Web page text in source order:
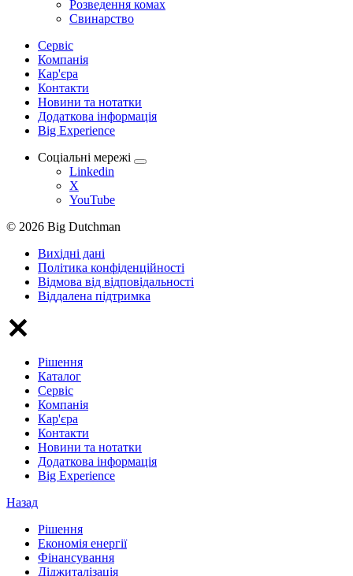
Розведення комах
Свинарство
Сервіс
Компанія
Кар'єра
Контакти
Новини та нотатки
Додаткова інформація
Big Experience
Соціальні мережі
Linkedin
X
YouTube
© 2026 Big Dutchman
Вихідні дані
Політика конфіденційності
Відмова від відповідальності
Віддалена підтримка
Рішення
Каталог
Сервіс
Компанія
Кар'єра
Контакти
Новини та нотатки
Додаткова інформація
Big Experience
Назад
Рішення
Економія енергії
Фінансування
Діджиталізація